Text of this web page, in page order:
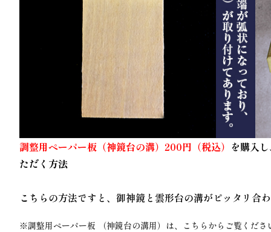
調整用ペーパー板（神鏡台の溝）200円（税込） を購入
ただく方法
こちらの方法ですと、御神鏡と雲形台の溝がピッタリ合
※調整用ペーパー板 （神鏡台の溝用） は、こちらからご覧くださ